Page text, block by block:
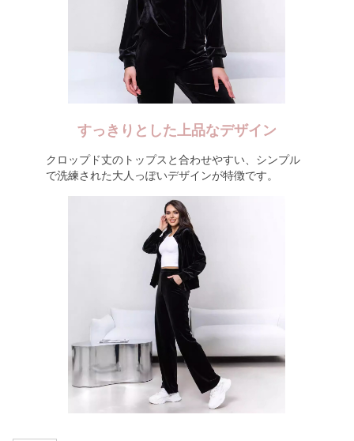
すっきりとした上品なデザイン
クロップド丈のトップスと合わせやすい、シンプル
で洗練された大人っぽいデザインが特徴です。